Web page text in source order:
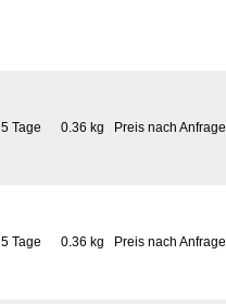
5 Tage 0.36 kg Preis nach Anfrage
5 Tage 0.36 kg Preis nach Anfrage